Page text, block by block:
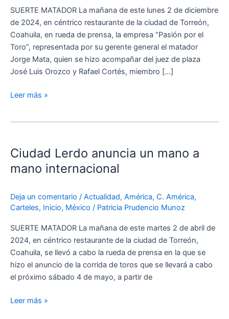
SUERTE MATADOR La mañana de este lunes 2 de diciembre
de 2024, en céntrico restaurante de la ciudad de Torreón,
Coahuila, en rueda de prensa, la empresa “Pasión por el
Toro”, representada por su gerente general el matador
Jorge Mata, quien se hizo acompañar del juez de plaza
José Luis Orozco y Rafael Cortés, miembro […]
Año
Nuevo
Leer más »
Ciudad Lerdo anuncia un mano a
mano internacional
Deja un comentario / Actualidad, América, C. América,
Carteles, Inicio, México / Patricia Prudencio Munoz
SUERTE MATADOR La mañana de este martes 2 de abril de
2024, en céntrico restaurante de la ciudad de Torreón,
Coahuila, se llevó a cabo la rueda de prensa en la que se
hizo el anuncio de la corrida de toros que se llevará a cabo
el próximo sábado 4 de mayo, a partir de
anuncia
un
mano
internacional
Leer más »